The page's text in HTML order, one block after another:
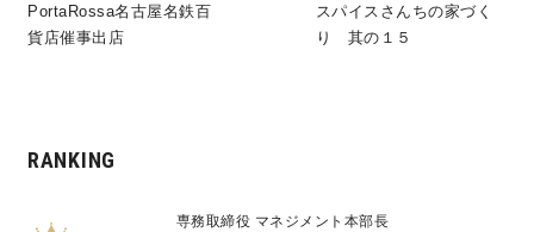
PortaRossa名古屋名鉄百
貨店催事出店
スパイスさんちの家づく
り 其の１５
RANKING
専務取締役 マネジメント本部長